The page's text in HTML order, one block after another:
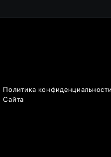
Политика конфиденциальности
Сайта